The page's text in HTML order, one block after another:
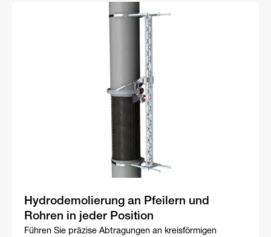
Hydrodemolierung an Pfeilern und
Rohren in jeder Position
Führen Sie präzise Abtragungen an kreisförmigen